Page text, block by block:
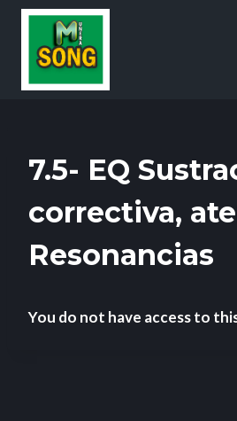
7.5- EQ
correctiva,
Resonancias
You do not have access to